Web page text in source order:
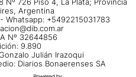
Nº 726 Piso 4, La Plata; Provincia
Argentina
Whatsapp: +5492215031783
Nº 32644856
9.890
Julián Irazoqui
Diarios Bonaerenses SA